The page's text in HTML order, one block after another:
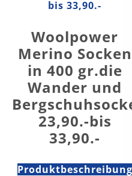
Woolpower
Merino Socken
in 400 gr.die
Wander und
23,90.-bis
33,90.-
Produktbeschreibung